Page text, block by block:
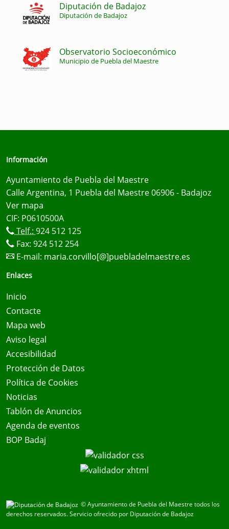
Diputación de Badajoz
Diputación de Badajoz
Observatorio Socioeconómico
Municipio de Puebla del Maestre
Información
Ayuntamiento de Puebla del Maestre
Calle Argentina, 1 Puebla del Maestre 06906 - Badajoz
Ver mapa
CIF: P0610500A
Telf.: 924 512 125
Fax: 924 512 254
E-mail: maria.corvillo[@]puebladelmaestre.es
Enlaces
Inicio
Contacte
Mapa web
Aviso legal
Accesibilidad
Protección de Datos
Política de Cookies
Noticias
Tablón de Anuncios
Agenda de eventos
BOP Badaj
© Ayuntamiento de Puebla del Maestre todos los
derechos reservados.Servicio ofrecido por Diputación de Badajoz